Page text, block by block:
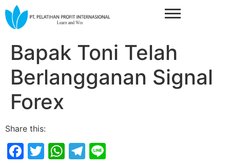
Bapak Toni Telah
Berlangganan Signal
Forex
Share this:
Facebook
Twitter
WhatsApp
Telegram